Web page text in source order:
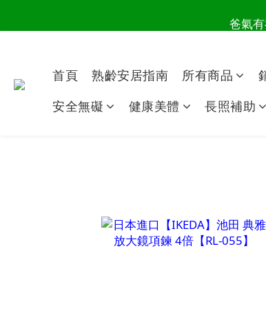
爸氣
首頁 熟齡安居指南 所有商品
安全無礙
健康美體 長照補助